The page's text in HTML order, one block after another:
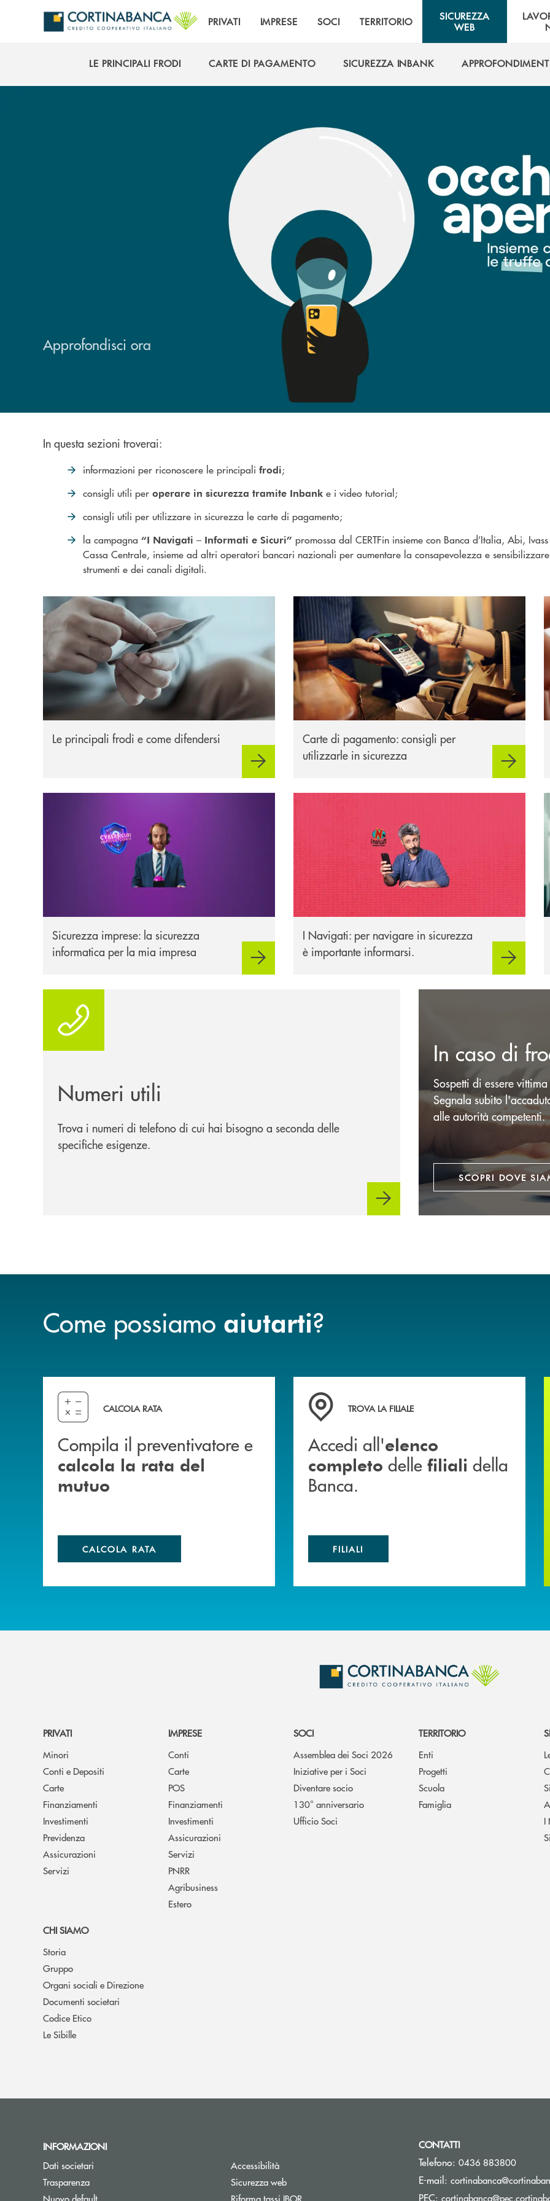
Salta al contenuto principale
PRIVATI IMPRESE SOCI TERRITORIO
SICUREZZA
WEB
LE PRINCIPALI FRODI
CARTE DI PAGAMENTO
SICUREZZA INBANK
Approfondisci ora
In questa sezioni troverai:
informazioni per riconoscere le principali frodi;
consigli utili per operare in sicurezza tramite Inbank e i video tutorial;
consigli utili per utilizzare in sicurezza le carte di pagamento;
la campagna “I Navigati – Informati e Sicuri” promossa dal CERTFin insieme con Banca d’Italia, Abi,
Cassa Centrale, insieme ad altri operatori bancari nazionali per aumentare la consapevolezza e
strumenti e dei canali digitali.
Le principali frodi
Le principali frodi e come difendersi
Carte di pagamento
Carte di pagamento: consigli per
utilizzarle in sicurezza
Sicurezza imprese: la sicurezza
informatica per la mia impresa
I Navigati
I Navigati: per navigare in sicurezza
è importante informarsi.
Numeri utili
Trova i numeri di telefono di cui hai bisogno a seconda delle
specifiche esigenze.
In caso di
Sospetti di essere
Segnala subito
alle autorità competenti.
SCOPRI DOVE
Come possiamo aiutarti?
Compila il preventivatore e calcola la rata del mutuo
CALCOLA RATA
Compila il preventivatore e
calcola la rata del
mutuo
CALCOLA RATA
Accedi all' elenco completo delle filiali della Banca.
TROVA LA FILIALE
Accedi all'elenco
completo delle filiali della
Banca.
FILIALI
PRIVATI
Minori
Conti e Depositi
Carte
Finanziamenti
Investimenti
Previdenza
Assicurazioni
Servizi
IMPRESE
Conti
Carte
POS
Finanziamenti
Investimenti
Assicurazioni
Servizi
PNRR
Agribusiness
Estero
SOCI
Assemblea dei Soci 2026
Iniziative per i Soci
Diventare socio
130° anniversario
Ufficio Soci
TERRITORIO
Enti
Progetti
Scuola
Famiglia
I
CHI SIAMO
Storia
Gruppo
Organi sociali e Direzione
Documenti societari
Codice Etico
Le Sibille
INFORMAZIONI
Dati societari
Trasparenza
Accessibilità
Sicurezza web
Apre una nuova finestra
CONTATTI
Telefono: 0436 883800
E-mail:
PEC: